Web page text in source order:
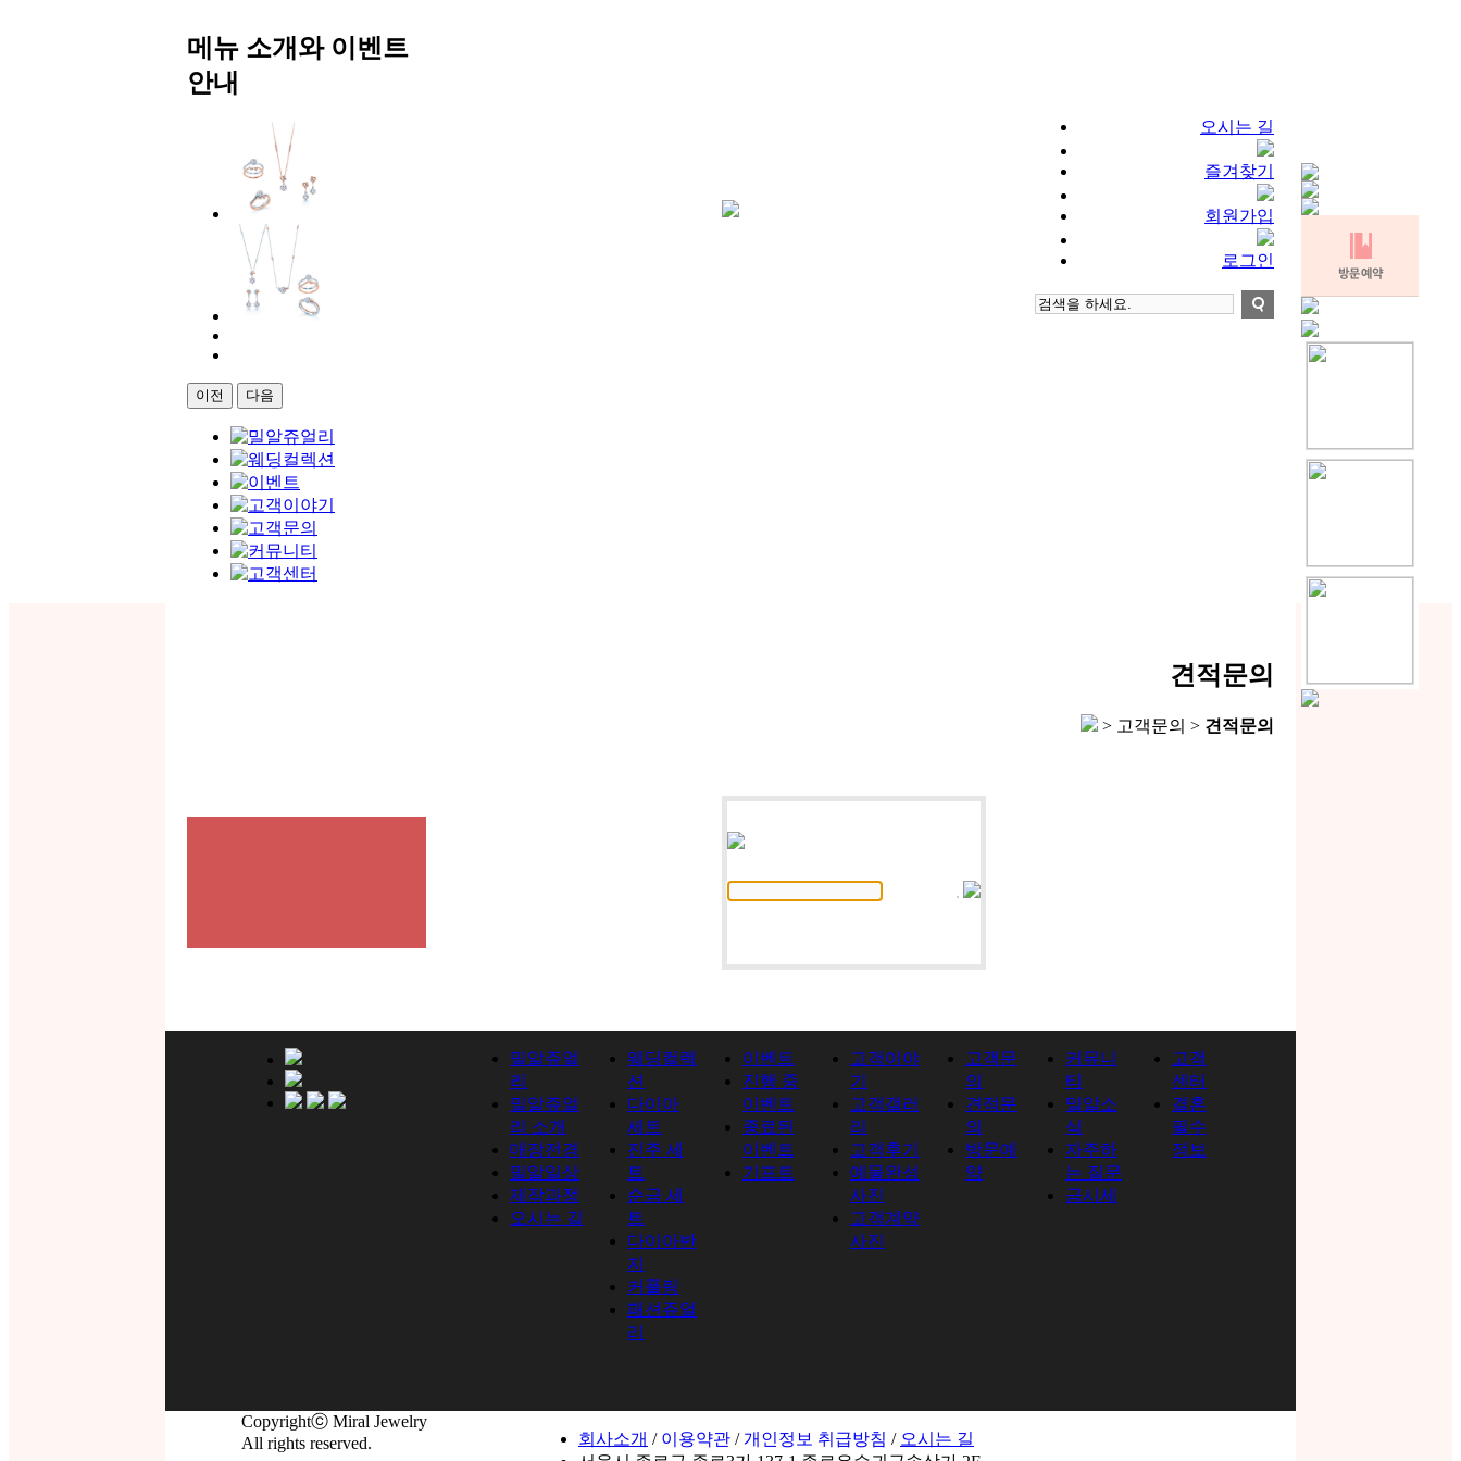
메뉴 소개와 이벤트
안내
이전 다음
오시는 길
즐겨찾기
회원가입
로그인
견적문의
> 고객문의 > 견적문의
밀알쥬얼
리
밀알쥬얼
리 소개
매장전경
밀알일상
제작과정
오시는 길
웨딩컬렉
션
다이아
세트
진주 세
트
순금 세
트
다이아반
지
커플링
패션쥬얼
리
이벤트
진행 중
이벤트
종료된
이벤트
기프트
고객이야
기
고객갤러
리
고객후기
예물완성
사진
고객계약
사진
고객문
의
견적문
의
방문예
약
커뮤니
티
밀알소
식
자주하
는 질문
금시세
고객
센터
결혼
필수
정보
Copyrightⓒ Miral Jewelry
All rights reserved.
회사소개 / 이용약관 /개인정보 취급방침 / 오시는 길